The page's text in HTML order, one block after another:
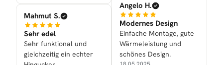
Mahmut S.
Sehr edel
Sehr funktional und
gleichzeitig ein echter
Angelo H.
Modernes Design
Einfache Montage, gute
Wärmeleistung und
schönes Design.